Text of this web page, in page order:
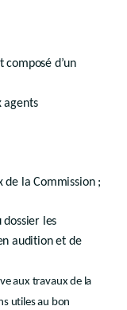
l’ordre
correctionnel
de restitution
transaction -
composé d’un
agents
de la Commission ;
dossier les
audition et de
aux travaux de la
utiles au bon